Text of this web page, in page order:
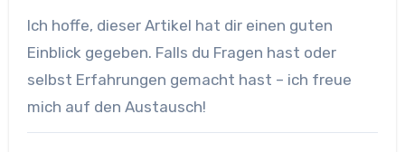
Ich hoffe, dieser Artikel hat dir einen guten
Einblick gegeben. Falls du Fragen hast oder
selbst Erfahrungen gemacht hast – ich freue
mich auf den Austausch!